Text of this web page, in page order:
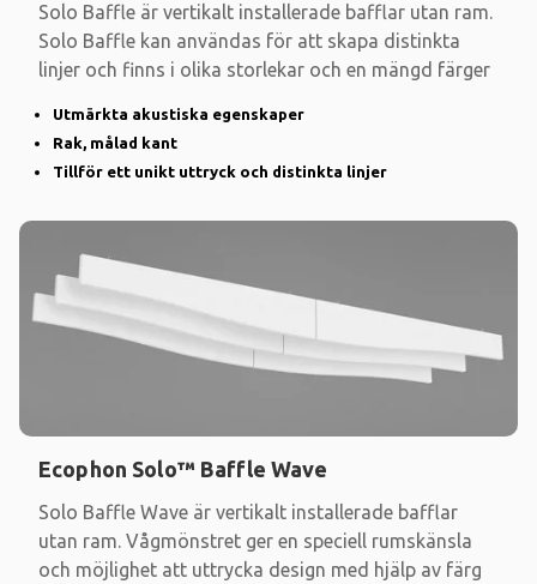
Solo Baffle är vertikalt installerade bafflar utan ram.
Solo Baffle kan användas för att skapa distinkta
linjer och finns i olika storlekar och en mängd färger
Utmärkta akustiska egenskaper
Rak, målad kant
Tillför ett unikt uttryck och distinkta linjer
Ecophon Solo™ Baffle Wave
Solo Baffle Wave är vertikalt installerade bafflar
utan ram. Vågmönstret ger en speciell rumskänsla
och möjlighet att uttrycka design med hjälp av färg